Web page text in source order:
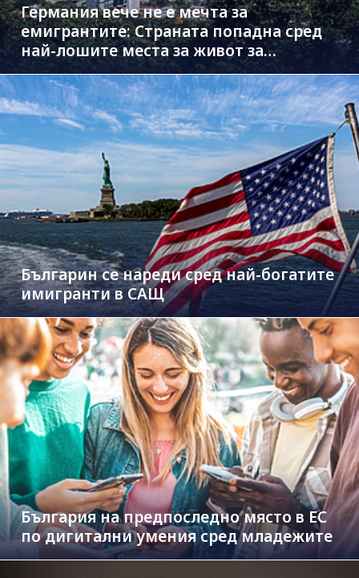
Германия вече не е мечта за
емигрантите: Страната попадна сред
най-лошите места за живот за
чужденци
Българин се нареди сред най-богатите
имигранти в САЩ
България на предпоследно място в ЕС
по дигитални умения сред младежите